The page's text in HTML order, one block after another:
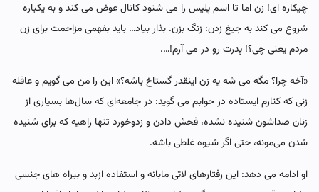
چیکاره ای! زن اما تا اسم پلیس را می شنود کانال عوض می کند و به یکباره
شروع می کند به جیغ زدن: زنگ بزن. بذار بیاد… باید بفهمی مزاحمت برای زن
مردم یعنی چی؟! پدرت رو در می آرم!….
«آخه چرا؟ مگه می شه یه زن اینقدر گستاخ باشه؟» این را من می گویم و عاقله
زنی که کنارم ایستاده در جوابم می گوید: در جامعه‌ای که سال‌ها بسیاری از
زنان صداشون شنیده نشده، فحش دادن و زدوخورد تنها راهیه که برای شنیده
شدن می‌مونه، حتی اگر شیوه غلطی باشه.
او ادامه می دهد: این رفتارهای لاتی مابانه و استفاده ازبد و بیراه های جنسی